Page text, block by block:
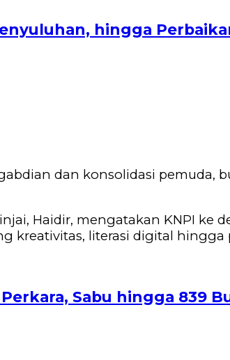
hingga
dan konsolidasi pemuda,
Haidir, mengatakan KNPI ke
kreativitas, literasi digital hingga
Sabu hingga 839